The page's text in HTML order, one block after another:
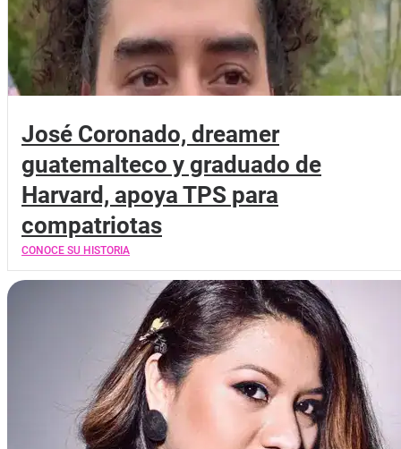
José Coronado, dreamer
guatemalteco y graduado de
Harvard, apoya TPS para
compatriotas
CONOCE SU HISTORIA